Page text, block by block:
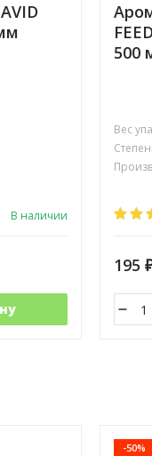
В наличии
500
Вес
195
-50%